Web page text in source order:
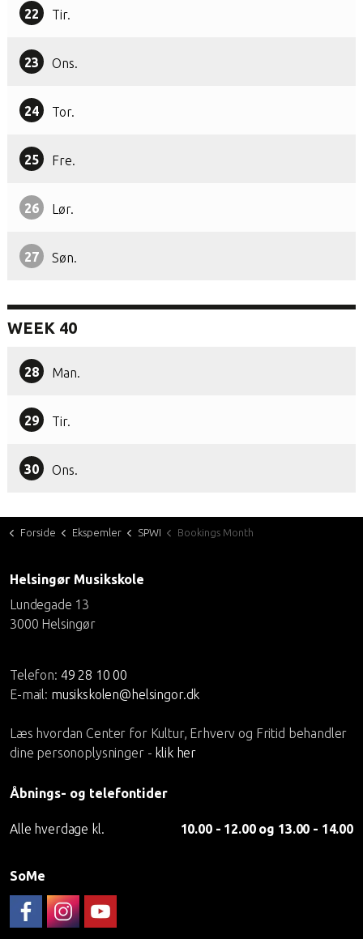
22 Tir.
23 Ons.
24 Tor.
25 Fre.
26 Lør.
27 Søn.
WEEK 40
28 Man.
29 Tir.
30 Ons.
Forside Ekspemler SPWI Bookings Month
Helsingør Musikskole
Lundegade 13
3000 Helsingør
Telefon: 49 28 10 00
E-mail: musikskolen@helsingor.dk
Læs hvordan Center for Kultur, Erhverv og Fritid behandler
dine personoplysninger - klik her
Åbnings- og telefontider
Alle hverdage kl. 10.00 - 12.00 og 13.00 - 14.00
SoMe